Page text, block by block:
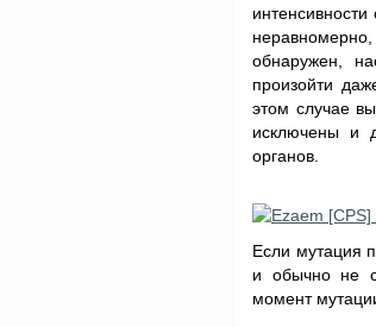
обнаружен,
произойти
этом случае
исключены и
органов.
Если мутация
и обычно не
момент